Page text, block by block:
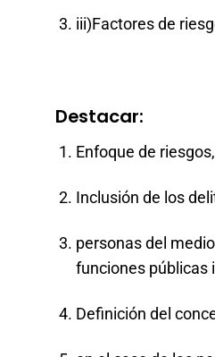
iii)Factores de
Destacar:
Enfoque de
Inclusión de los
personas del
funciones públicas
Definición del